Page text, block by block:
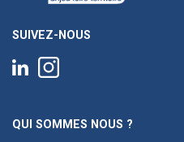
SUIVEZ-NOUS
QUI SOMMES NOUS ?